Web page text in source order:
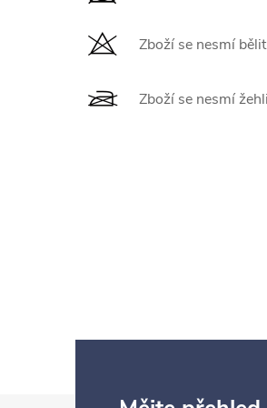
Zboží se nesmí bělit
Zboží se nesmí